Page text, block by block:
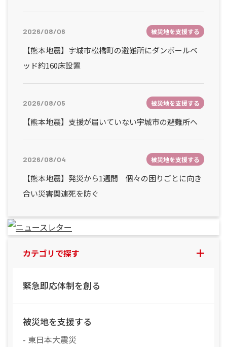
2026/08/06 被災地を支援する
【熊本地震】宇城市松橋町の避難所にダンボールベ
ッド約160床設置
2026/08/05 被災地を支援する
【熊本地震】支援が届いていない宇城市の避難所へ
2026/08/04 被災地を支援する
【熊本地震】発災から1週間 個々の困りごとに向き
合い災害関連死を防ぐ
カテゴリで探す
緊急即応体制を創る
被災地を支援する
- 東日本大震災